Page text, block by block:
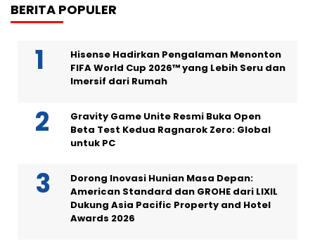
BERITA POPULER
Hisense Hadirkan Pengalaman Menonton
FIFA World Cup 2026™ yang Lebih Seru dan
Imersif dari Rumah
Gravity Game Unite Resmi Buka Open
Beta Test Kedua Ragnarok Zero: Global
untuk PC
Dorong Inovasi Hunian Masa Depan:
American Standard dan GROHE dari LIXIL
Dukung Asia Pacific Property and Hotel
Awards 2026